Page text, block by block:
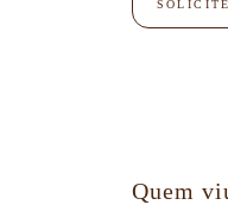
Quem